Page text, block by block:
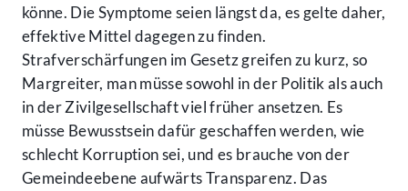
könne. Die Symptome seien längst da, es gelte daher,
effektive Mittel dagegen zu finden.
Strafverschärfungen im Gesetz greifen zu kurz, so
Margreiter, man müsse sowohl in der Politik als auch
in der Zivilgesellschaft viel früher ansetzen. Es
müsse Bewusstsein dafür geschaffen werden, wie
schlecht Korruption sei, und es brauche von der
Gemeindeebene aufwärts Transparenz. Das